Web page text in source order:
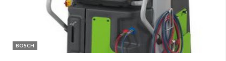
BOSCH